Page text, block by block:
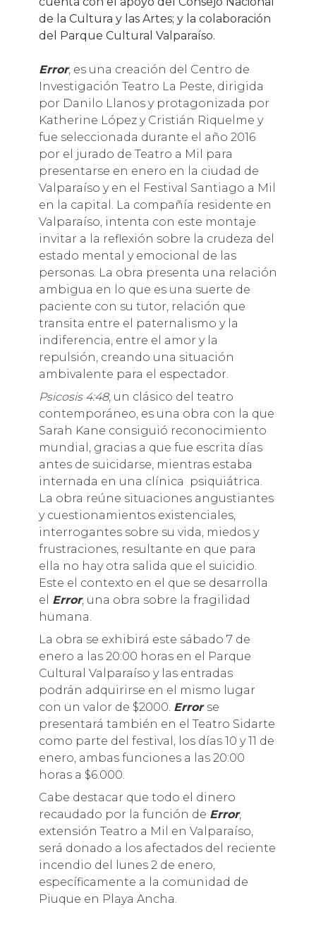
de la Cultura y las Artes; y la colaboración
del Parque Cultural Valparaíso.
Error, es una creación del Centro de
Investigación Teatro La Peste, dirigida
por Danilo Llanos y protagonizada por
Katherine López y Cristián Riquelme y
fue seleccionada durante el año 2016
por el jurado de Teatro a Mil para
presentarse en enero en la ciudad de
Valparaíso y en el Festival Santiago a Mil
en la capital. La compañía residente en
Valparaíso, intenta con este montaje
invitar a la reflexión sobre la crudeza del
estado mental y emocional de las
personas. La obra presenta una relación
ambigua en lo que es una suerte de
paciente con su tutor, relación que
transita entre el paternalismo y la
indiferencia, entre el amor y la
repulsión, creando una situación
ambivalente para el espectador.
Psicosis 4:48, un clásico del teatro
contemporáneo, es una obra con la que
Sarah Kane consiguió reconocimiento
mundial, gracias a que fue escrita días
antes de suicidarse, mientras estaba
internada en una clínica psiquiátrica.
La obra reúne situaciones angustiantes
y cuestionamientos existenciales,
interrogantes sobre su vida, miedos y
frustraciones, resultante en que para
ella no hay otra salida que el suicidio.
Este el contexto en el que se desarrolla
el Error, una obra sobre la fragilidad
humana.
La obra se exhibirá este sábado 7 de
enero a las 20:00 horas en el Parque
Cultural Valparaíso y las entradas
podrán adquirirse en el mismo lugar
con un valor de $2000. Error se
presentará también en el Teatro Sidarte
como parte del festival, los días 10 y 11 de
enero, ambas funciones a las 20:00
horas a $6.000.
Cabe destacar que todo el dinero
recaudado por la función de Error,
extensión Teatro a Mil en Valparaíso,
será donado a los afectados del reciente
incendio del lunes 2 de enero,
específicamente a la comunidad de
Piuque en Playa Ancha.